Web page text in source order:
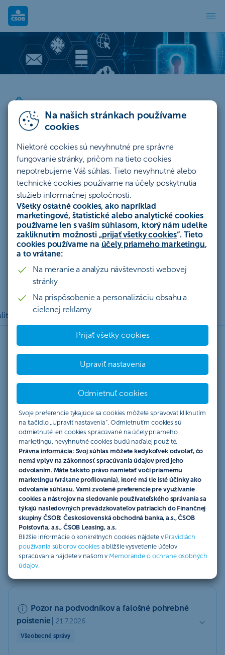
Na našich stránkach používame
cookies
Niektoré cookies sú nevyhnutné pre správne
fungovanie stránky, pričom na tieto cookies
nepotrebujeme Váš súhlas. Tieto nevyhnutné alebo
technické cookies používame na účely poskytnutia
služieb informačnej spoločnosti.
Všetky ostatné cookies, ako napríklad
marketingové, štatistické alebo analytické cookies
používame len s vašim súhlasom, ktorý nám udelíte
zakliknutím možnosti „prijať všetky cookies“. Tieto
cookies používame na účely priameho marketingu,
a to vrátane:
Na meranie a analýzu návštevnosti webovej
stránky
Na prispôsobenie a personalizáciu obsahu a
cielenej reklamy
Prijať všetky cookies
Upraviť nastavenia
Odmietnuť cookies
Svoje preferencie týkajúce sa cookies môžete spravovať kliknutím
na tlačidlo „Upraviť nastavenia“. Odmietnutím cookies sú
odmietnuté len cookies spracúvané na účely priameho
marketingu, nevyhnutné cookies budú naďalej použité.
Právna informácia: Svoj súhlas môžete kedykoľvek odvolať, čo
nemá vplyv na zákonnosť spracúvania údajov pred jeho
odvolaním. Máte takisto právo namietať voči priamemu
marketingu (vrátane profilovania), ktoré má tie isté účinky ako
odvolanie súhlasu. Vami zvolené preferencie pre využívanie
cookies a nástrojov na sledovanie používateľského správania sa
týkajú nasledovných prevádzkovateľov patriacich do Finančnej
skupiny ČSOB: Československá obchodná banka, a.s., ČSOB
Poisťovňa, a.s., ČSOB Leasing, a.s.
Bližšie informácie o konkrétnych cookies nájdete v Pravidlách
používania súborov cookies a bližšie vysvetlenie účelov
spracúvania nájdete v našom v Memorande o ochrane osobných
údajov.
Bezpečnosť
Vedomosti sú najlepšia ochrana
Naučte sa chrániť svoje financie a údaje v online svete s ČSOB.
Smishing
Podvodné stránky
Podvodné emaily
Klikajte smart
Ako zvýšite bezpečnosť v online svete?
Bezpečnostné aktuality
Všetky SMS E-mail Telefonát
Mobilná aplikácia Sociálna sieť Aktuálne
Neaktívne Všeobecné správy
Objavil sa nový variant investičného
podvodu. Buďte opatrní 22.7.2026
Všeobecné správy
Pozor na podvodníkov a falošné pohrebné
poistenie
21.7.2026
Všeobecné správy